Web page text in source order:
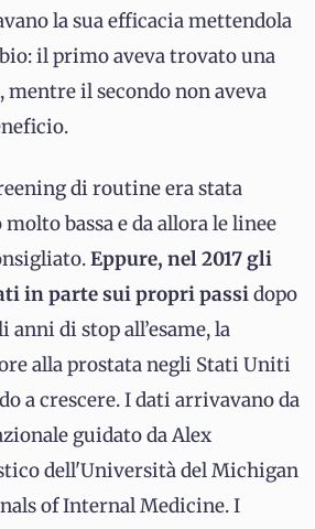
la sua efficacia mettendola
il primo aveva trovato una
il secondo non aveva
di routine era stata
bassa e da allora le linee
Eppure, nel 2017 gli
in parte sui propri passidopo
anni di stop all’esame, la
alla prostata negli Stati Uniti
a crescere. I dati arrivavano da
guidato da Alex
dell'Università del Michigan
of Internal Medicine. I